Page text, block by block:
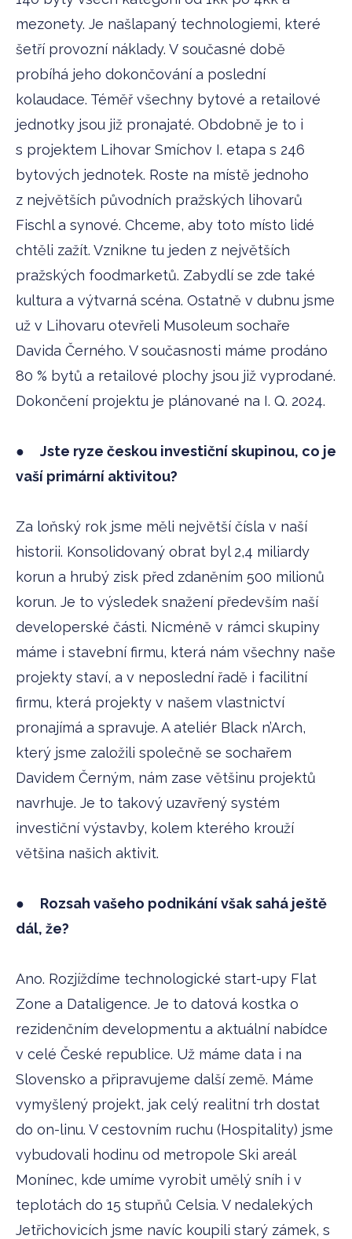
mezonety. Je našlapaný technologiemi, které
šetří provozní náklady. V současné době
probíhá jeho dokončování a poslední
kolaudace. Téměř všechny bytové a retailové
jednotky jsou již pronajaté. Obdobně je to i
s projektem Lihovar Smíchov I. etapa s 246
bytových jednotek. Roste na místě jednoho
z největších původních pražských lihovarů
Fischl a synové. Chceme, aby toto místo lidé
chtěli zažít. Vznikne tu jeden z největších
pražských foodmarketů. Zabydlí se zde také
kultura a výtvarná scéna. Ostatně v dubnu jsme
už v Lihovaru otevřeli Musoleum sochaře
Davida Černého. V současnosti máme prodáno
80 % bytů a retailové plochy jsou již vyprodané.
Dokončení projektu je plánované na I. Q. 2024.
● Jste ryze českou investiční skupinou, co je
vaší primární aktivitou?
Za loňský rok jsme měli největší čísla v naší
historii. Konsolidovaný obrat byl 2,4 miliardy
korun a hrubý zisk před zdaněním 500 milionů
korun. Je to výsledek snažení především naší
developerské části. Nicméně v rámci skupiny
máme i stavební firmu, která nám všechny naše
projekty staví, a v neposlední řadě i facilitní
firmu, která projekty v našem vlastnictví
pronajímá a spravuje. A ateliér Black n’Arch,
který jsme založili společně se sochařem
Davidem Černým, nám zase většinu projektů
navrhuje. Je to takový uzavřený systém
investiční výstavby, kolem kterého krouží
většina našich aktivit.
● Rozsah vašeho podnikání však sahá ještě
dál, že?
Ano. Rozjíždíme technologické start-upy Flat
Zone a Dataligence. Je to datová kostka o
rezidenčním developmentu a aktuální nabídce
v celé České republice. Už máme data i na
Slovensko a připravujeme další země. Máme
vymyšlený projekt, jak celý realitní trh dostat
do on-linu. V cestovním ruchu (Hospitality) jsme
vybudovali hodinu od metropole Ski areál
Monínec, kde umíme vyrobit umělý sníh i v
teplotách do 15 stupňů Celsia. V nedalekých
Jetřichovicích jsme navíc koupili starý zámek, s